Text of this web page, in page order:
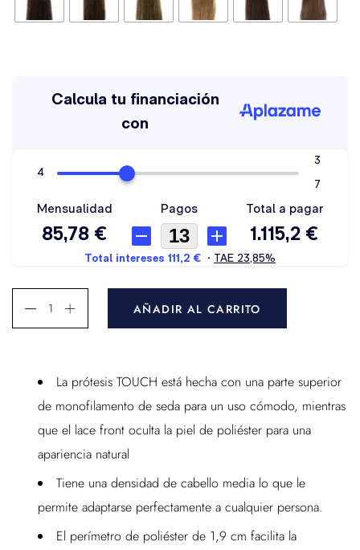
AÑADIR AL CARRITO
La prótesis TOUCH está hecha con una parte superior
de monofilamento de seda para un uso cómodo, mientras
que el lace front oculta la piel de poliéster para una
apariencia natural
Tiene una densidad de cabello media lo que le
permite adaptarse perfectamente a cualquier persona.
El perímetro de poliéster de 1,9 cm facilita la